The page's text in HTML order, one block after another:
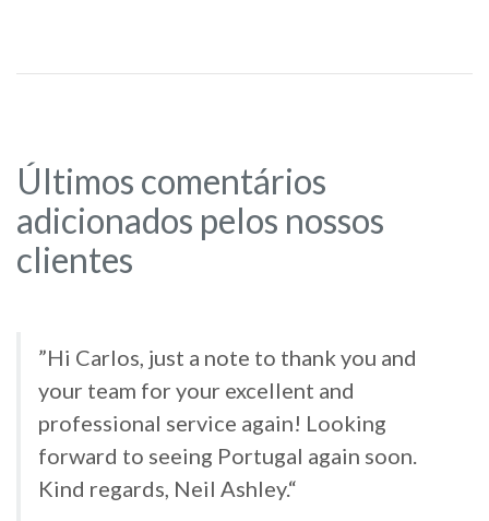
Últimos comentários
adicionados pelos nossos
clientes
”Hi Carlos, just a note to thank you and
your team for your excellent and
professional service again! Looking
forward to seeing Portugal again soon.
Kind regards, Neil Ashley.“